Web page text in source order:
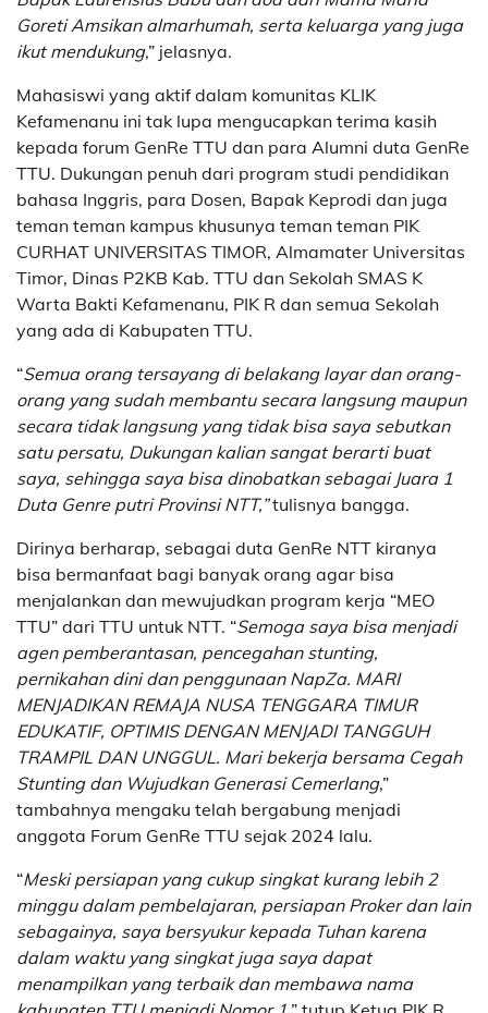
Goreti Amsikan almarhumah, serta keluarga yang juga
ikut mendukung,” jelasnya.
Mahasiswi yang aktif dalam komunitas KLIK
Kefamenanu ini tak lupa mengucapkan terima kasih
kepada forum GenRe TTU dan para Alumni duta GenRe
TTU. Dukungan penuh dari program studi pendidikan
bahasa Inggris, para Dosen, Bapak Keprodi dan juga
teman teman kampus khusunya teman teman PIK
CURHAT UNIVERSITAS TIMOR, Almamater Universitas
Timor, Dinas P2KB Kab. TTU dan Sekolah SMAS K
Warta Bakti Kefamenanu, PIK R dan semua Sekolah
yang ada di Kabupaten TTU.
“Semua orang tersayang di belakang layar dan orang-
orang yang sudah membantu secara langsung maupun
secara tidak langsung yang tidak bisa saya sebutkan
satu persatu, Dukungan kalian sangat berarti buat
saya, sehingga saya bisa dinobatkan sebagai Juara 1
Duta Genre putri Provinsi NTT,”tulisnya bangga.
Dirinya berharap, sebagai duta GenRe NTT kiranya
bisa bermanfaat bagi banyak orang agar bisa
menjalankan dan mewujudkan program kerja “MEO
TTU” dari TTU untuk NTT. “Semoga saya bisa menjadi
agen pemberantasan, pencegahan stunting,
pernikahan dini dan penggunaan NapZa. MARI
MENJADIKAN REMAJA NUSA TENGGARA TIMUR
EDUKATIF, OPTIMIS DENGAN MENJADI TANGGUH
TRAMPIL DAN UNGGUL. Mari bekerja bersama Cegah
Stunting dan Wujudkan Generasi Cemerlang,”
tambahnya mengaku telah bergabung menjadi
anggota Forum GenRe TTU sejak 2024 lalu.
“Meski persiapan yang cukup singkat kurang lebih 2
minggu dalam pembelajaran, persiapan Proker dan lain
sebagainya, saya bersyukur kepada Tuhan karena
dalam waktu yang singkat juga saya dapat
menampilkan yang terbaik dan membawa nama